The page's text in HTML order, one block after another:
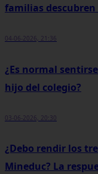
familias
04-06-2026, 21:36
¿Es normal
hijo del colegio?
03-06-2026, 20:30
¿Debo rendir los
Mineduc? La